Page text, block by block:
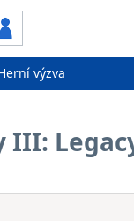
výzva
III: